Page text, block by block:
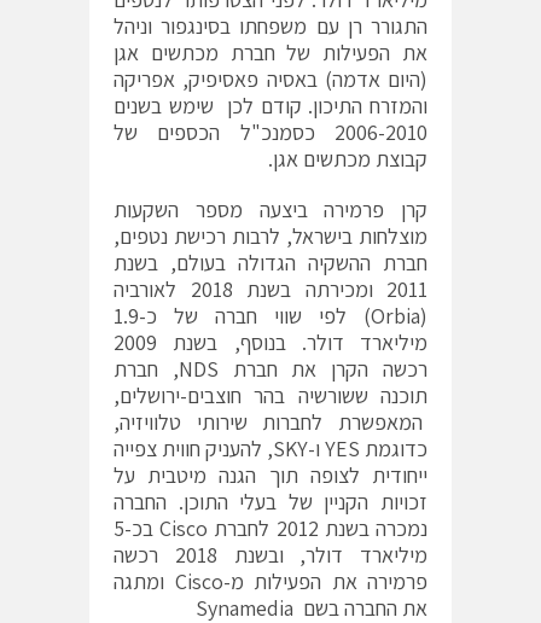
התגורר רן עם משפחתו בסינגפור וניהל
את הפעילות של חברת מכתשים אגן
(היום אדמה) באסיה פאסיפיק, אפריקה
והמזרח התיכון. קודם לכן שימש בשנים
2006-2010 כסמנכ"ל הכספים של
קבוצת מכתשים אגן.
קרן פרמירה ביצעה מספר השקעות
מוצלחות בישראל, לרבות רכישת נטפים,
חברת ההשקיה הגדולה בעולם, בשנת
2011 ומכירתה בשנת 2018 לאורביה
(Orbia) לפי שווי חברה של כ-1.9
מיליארד דולר. בנוסף, בשנת 2009
רכשה הקרן את חברת NDS, חברת
תוכנה ששורשיה בהר חוצבים-ירושלים,
המאפשרת לחברות שירותי טלוויזיה,
כדוגמת YES ו-SKY, להעניק חווית צפייה
ייחודית לצופה תוך הגנה מיטבית על
זכויות הקניין של בעלי התוכן. החברה
נמכרה בשנת 2012 לחברת Cisco בכ-5
מיליארד דולר, ובשנת 2018 רכשה
פרמירה את הפעילות מ-Cisco ומתגה
את החברה בשם Synamedia